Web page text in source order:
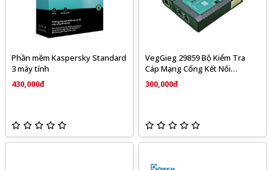
Phần mềm Kaspersky Standard
3 máy tính
430,000đ
VegGieg 29859 Bộ Kiểm Tra
Cáp Mạng Cổng Kết Nối
RJ45/RJ11 VegGieg V-E110
300,000đ